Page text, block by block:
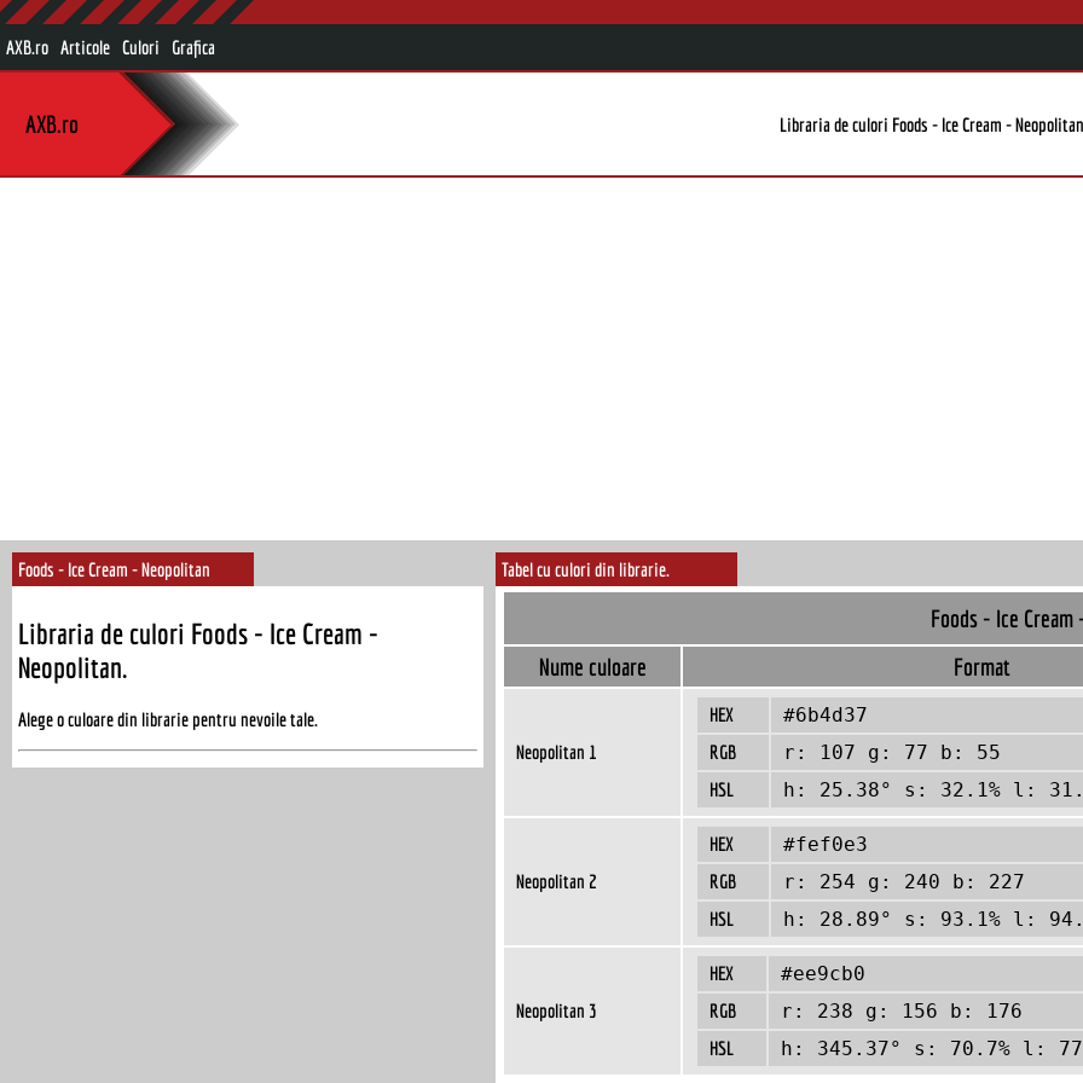
AXB.ro Articole Culori Grafica
AXB.ro Libraria de culori Foods - Ice Cream -
Foods - Ice Cream - Neopolitan
Libraria de culori Foods - Ice Cream -
Neopolitan.
Alege o culoare din librarie pentru nevoile tale.
Tabel cu culori din librarie.
Foods - Ice
Nume culoare
Format
Neopolitan 1
HEX #6b4d37
RGB r: 107 g: 77 b: 55
HSL h: 25.38° s: 32.1% l:
Neopolitan 2
HEX #fef0e3
RGB r: 254 g: 240 b: 227
HSL h: 28.89° s: 93.1% l:
Neopolitan 3
HEX #ee9cb0
RGB r: 238 g: 156 b: 176
HSL h: 345.37° s: 70.7% l: